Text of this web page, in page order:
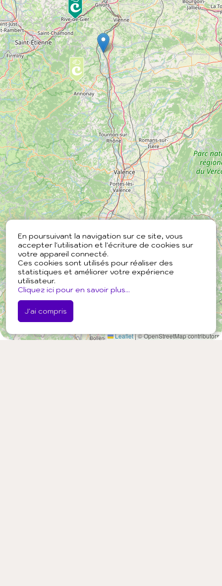
En poursuivant la navigation sur ce site, vous
accepter l'utilisation et l'écriture de cookies sur
votre appareil connecté.
Ces cookies sont utilisés pour réaliser des
statistiques et améliorer votre expérience
utilisateur.
Cliquez ici pour en savoir plus...
J'ai compris
Leaflet|© OpenStreetMap contributors